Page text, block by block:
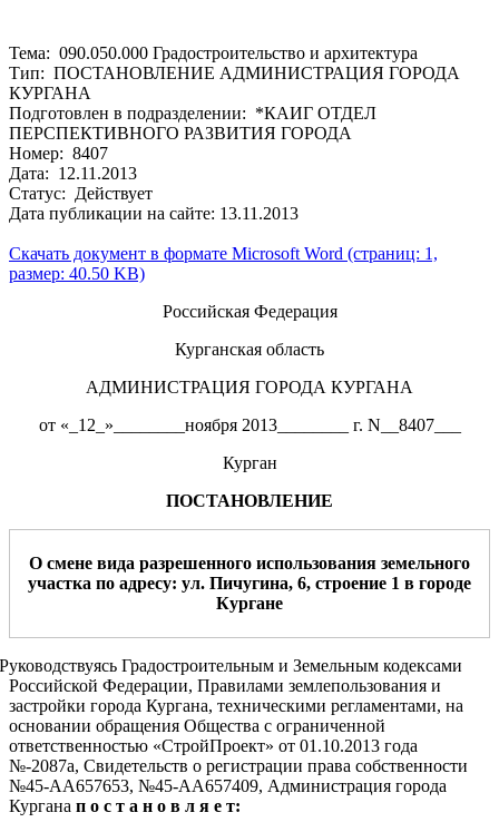
Тема: 090.050.000 Градостроительство и архитектура
Тип: ПОСТАНОВЛЕНИЕ АДМИНИСТРАЦИЯ ГОРОДА
КУРГАНА
Подготовлен в подразделении: *КАИГ ОТДЕЛ
ПЕРСПЕКТИВНОГО РАЗВИТИЯ ГОРОДА
Номер: 8407
Дата: 12.11.2013
Статус: Действует
Дата публикации на сайте: 13.11.2013
Скачать документ в формате Microsoft Word (страниц: 1,
размер: 40.50 KB)
Российская Федерация
Курганская область
АДМИНИСТРАЦИЯ ГОРОДА КУРГАНА
от «_12_»________ноября 2013________ г. N__8407___
Курган
ПОСТАНОВЛЕНИЕ
О смене вида разрешенного использования земельного
участка по адресу: ул. Пичугина, 6, строение 1 в городе
Кургане
Градостроительным и Земельным кодексами
Российской Федерации, Правилами землепользования и
застройки города Кургана, техническими регламентами, на
основании обращения Общества с ограниченной
ответственностью «СтройПроект» от 01.10.2013 года
№-2087а, Свидетельств о регистрации права собственности
№45-АА657653, №45-АА657409, Администрация города
Кургана п о с т а н о в л я е т: